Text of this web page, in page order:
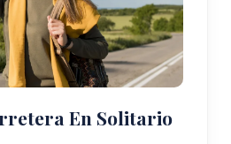
En Solitario